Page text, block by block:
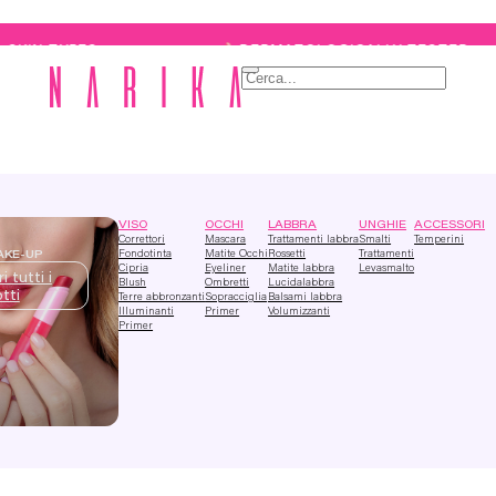
DERMATOLOGICALLY TESTED
Cerca
UP
tutti i
VISO
Correttori
Fondotinta
Cipria
Blush
Terre abbronzanti
Illuminanti
Primer
OCCHI
Mascara
Matite Occhi
Eyeliner
Ombretti
Sopracciglia
Primer
LABBRA
Trattamenti labbra
Rossetti
Matite labbra
Lucidalabbra
Balsami labbra
Volumizzanti
UNGHIE
Smalti
Trattamenti
Levasmalto
ACCESSORI
Temperini